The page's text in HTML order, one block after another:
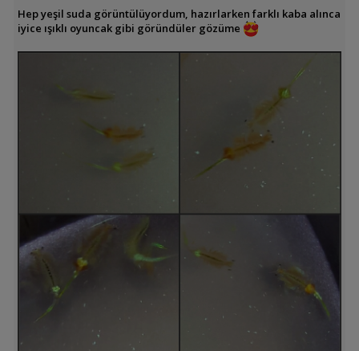
Hep yeşil suda görüntülüyordum, hazırlarken farklı kaba alınca
iyice ışıklı oyuncak gibi göründüler gözüme